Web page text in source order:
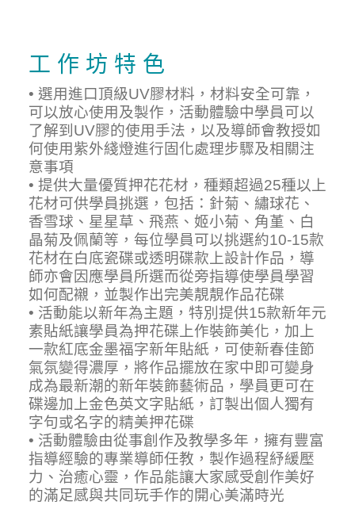
工 作 坊 特 色
• 選用進口頂級UV膠材料，材料安全可靠，
可以放心使用及製作，活動體驗中學員可以
了解到UV膠的使用手法，以及導師會教授如
何使用紫外綫燈進行固化處理步驟及相關注
意事項
• 提供大量優質押花花材，種類超過25種以上
花材可供學員挑選，包括：針菊、繡球花、
香雪球、星星草、飛燕、姬小菊、角堇、白
晶菊及佩蘭等，每位學員可以挑選約10-15款
花材在白底瓷碟或透明碟款上設計作品，導
師亦會因應學員所選而從旁指導使學員學習
如何配襯，並製作出完美靚靚作品花碟
• 活動能以新年為主題，特別提供15款新年元
素貼紙讓學員為押花碟上作裝飾美化，加上
一款紅底金墨福字新年貼紙，可使新春佳節
氣氛變得濃厚，將作品擺放在家中即可變身
成為最新潮的新年裝飾藝術品，學員更可在
碟邊加上金色英文字貼紙，訂製出個人獨有
字句或名字的精美押花碟
• 活動體驗由從事創作及教學多年，擁有豐富
指導經驗的專業導師任教，製作過程紓緩壓
力、治癒心靈，作品能讓大家感受創作美好
的滿足感與共同玩手作的開心美滿時光